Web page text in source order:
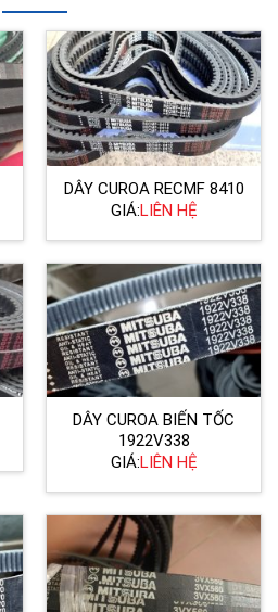
DÂY CUROA RECMF 8410
GIÁ:LIÊN HỆ
DÂY CUROA BIẾN TỐC
1922V338
GIÁ:LIÊN HỆ